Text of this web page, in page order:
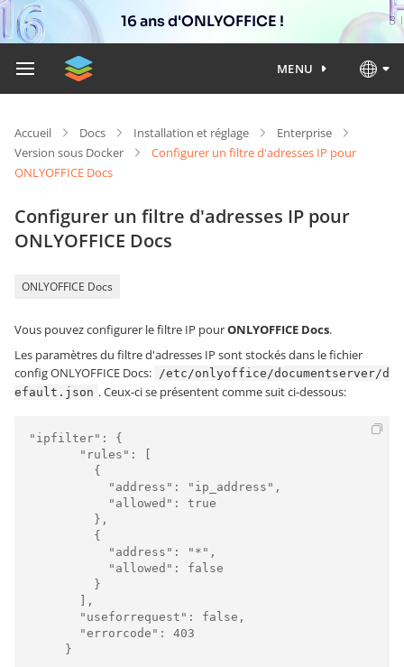
16 ans d'ONLYOFFICE !
MENU
Accueil Docs Installation et réglage
Enterprise
Version sous Docker
Configurer un filtre d'adresses IP pour
ONLYOFFICE Docs
Configurer un filtre d'adresses IP pour
ONLYOFFICE Docs
ONLYOFFICE Docs
Vous pouvez configurer le filtre IP pourONLYOFFICE Docs.
Les paramètres du filtre d'adresses IP sont stockés dans le fichier
config ONLYOFFICE Docs: /etc/onlyoffice/documentserver/d
efault.json . Ceux-ci se présentent comme suit ci-dessous:
"ipfilter": {